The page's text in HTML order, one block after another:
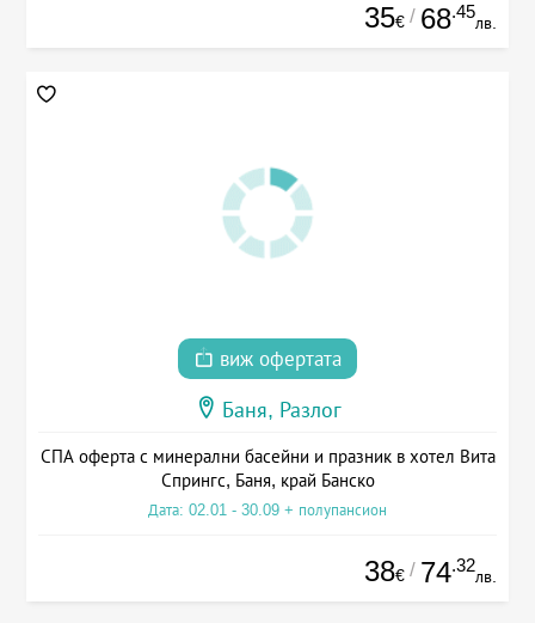
35€ / 68.45
лв.
виж офертата
Баня, Разлог
СПА оферта с минерални басейни и празник в хотел Вита
Спрингс, Баня, край Банско
Дата: 02.01 - 30.09 + полупансион
38€ / 74.32
лв.